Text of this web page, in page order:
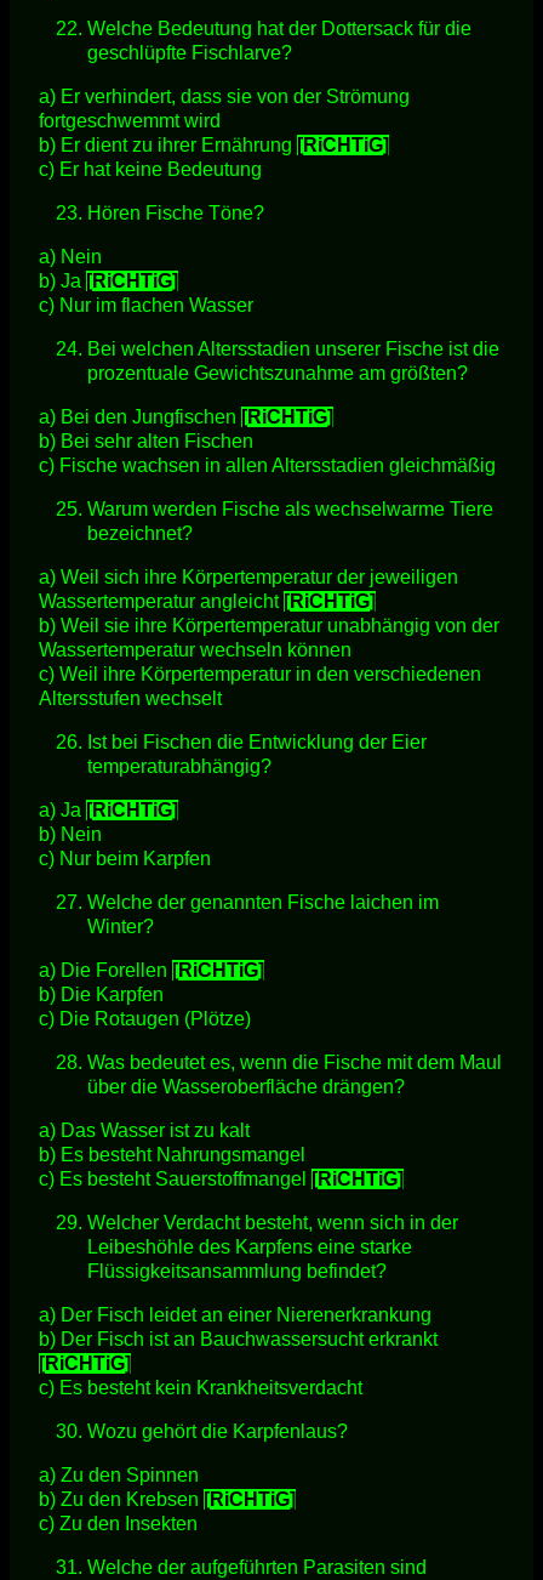
Welche Bedeutung hat der Dottersack für die
geschlüpfte Fischlarve?
a) Er verhindert, dass sie von der Strömung
fortgeschwemmt wird
b) Er dient zu ihrer Ernährung [RiCHTiG]
c) Er hat keine Bedeutung
Hören Fische Töne?
a) Nein
b) Ja [RiCHTiG]
c) Nur im flachen Wasser
Bei welchen Altersstadien unserer Fische ist die
prozentuale Gewichtszunahme am größten?
a) Bei den Jungfischen [RiCHTiG]
b) Bei sehr alten Fischen
c) Fische wachsen in allen Altersstadien gleichmäßig
Warum werden Fische als wechselwarme Tiere
bezeichnet?
a) Weil sich ihre Körpertemperatur der jeweiligen
Wassertemperatur angleicht [RiCHTiG]
b) Weil sie ihre Körpertemperatur unabhängig von der
Wassertemperatur wechseln können
c) Weil ihre Körpertemperatur in den verschiedenen
Altersstufen wechselt
Ist bei Fischen die Entwicklung der Eier
temperaturabhängig?
a) Ja [RiCHTiG]
b) Nein
c) Nur beim Karpfen
Welche der genannten Fische laichen im
Winter?
a) Die Forellen [RiCHTiG]
b) Die Karpfen
c) Die Rotaugen (Plötze)
Was bedeutet es, wenn die Fische mit dem Maul
über die Wasseroberfläche drängen?
a) Das Wasser ist zu kalt
b) Es besteht Nahrungsmangel
c) Es besteht Sauerstoffmangel
[RiCHTiG]
Welcher Verdacht besteht, wenn sich in der
Leibeshöhle des Karpfens eine starke
Flüssigkeitsansammlung befindet?
a) Der Fisch leidet an einer Nierenerkrankung
b) Der Fisch ist an Bauchwassersucht erkrankt
[RiCHTiG]
c) Es besteht kein Krankheitsverdacht
Wozu gehört die Karpfenlaus?
a) Zu den Spinnen
b) Zu den Krebsen [RiCHTiG]
c) Zu den Insekten
Welche der aufgeführten Parasiten sind